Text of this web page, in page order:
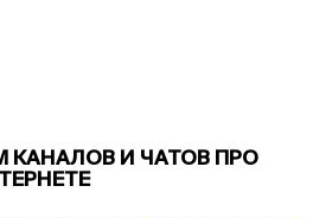
КАНАЛОВ И ЧАТОВ ПРО